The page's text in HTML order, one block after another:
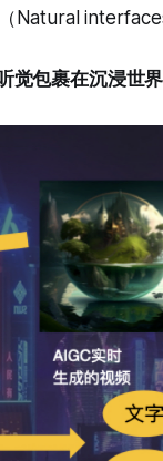
interfaces
觉包裹在沉浸世